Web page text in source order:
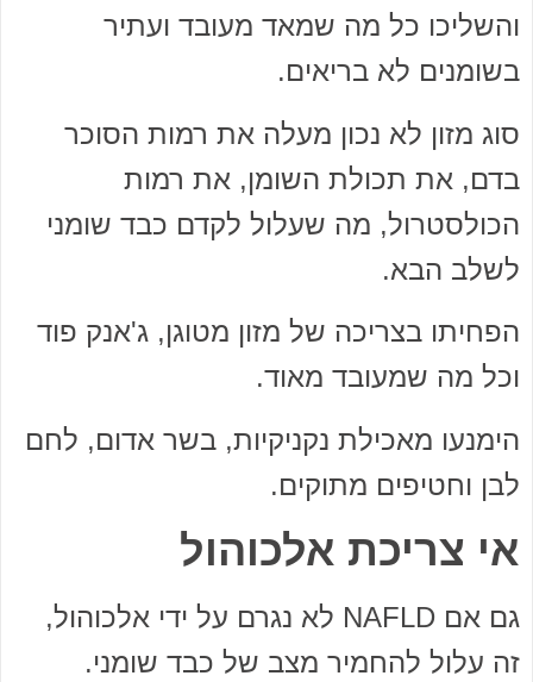
והשליכו כל מה שמאד מעובד ועתיר
בשומנים לא בריאים.
סוג מזון לא נכון מעלה את רמות הסוכר
בדם, את תכולת השומן, את רמות
הכולסטרול, מה שעלול לקדם כבד שומני
לשלב הבא.
הפחיתו בצריכה של מזון מטוגן, ג'אנק פוד
וכל מה שמעובד מאוד.
הימנעו מאכילת נקניקיות, בשר אדום, לחם
לבן וחטיפים מתוקים.
אי צריכת אלכוהול
גם אם NAFLD לא נגרם על ידי אלכוהול,
זה עלול להחמיר מצב של כבד שומני.